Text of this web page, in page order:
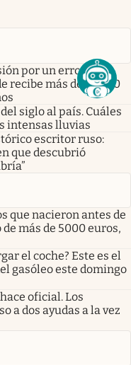
por un error de la
recibe más de 55.000
siglo al país. Cuáles
intensas lluvias
escritor ruso:
que descubrió
que nacieron antes de
de más de 5000 euros,
el coche? Este es el
gasóleo este domingo
oficial. Los
a dos ayudas a la vez